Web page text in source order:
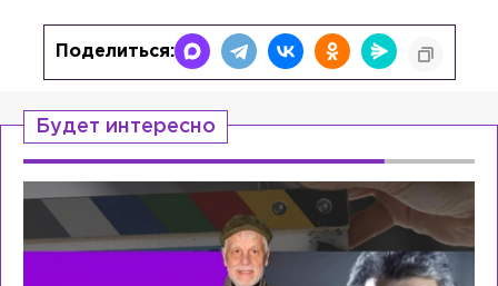
Поделиться:
Будет интересно